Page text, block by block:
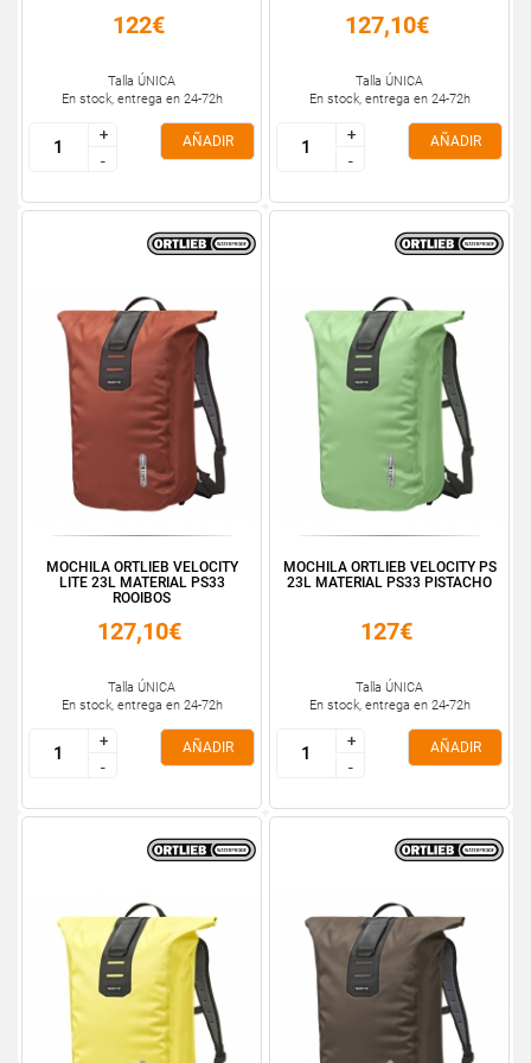
122€
Talla ÚNICA
En stock, entrega en 24-72h
+
-
+
-
AÑADIR
127,10€
Talla ÚNICA
En stock, entrega en 24-72h
+
-
+
-
AÑADIR
MOCHILA ORTLIEB VELOCITY
LITE 23L MATERIAL PS33
ROOIBOS
127,10€
Talla ÚNICA
En stock, entrega en 24-72h
+
-
+
-
AÑADIR
MOCHILA ORTLIEB VELOCITY PS
23L MATERIAL PS33 PISTACHO
127€
Talla ÚNICA
En stock, entrega en 24-72h
+
-
+
-
AÑADIR